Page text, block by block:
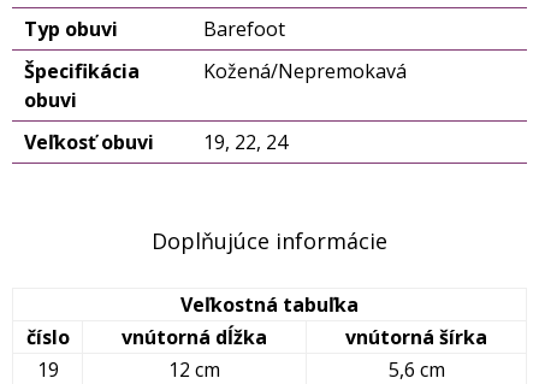
Typ obuvi
Barefoot
Špecifikácia
obuvi
Kožená/Nepremokavá
Veľkosť obuvi 19, 22, 24
Doplňujúce informácie
Veľkostná tabuľka
číslo
vnútorná dĺžka
vnútorná šírka
19
12 cm
5,6 cm